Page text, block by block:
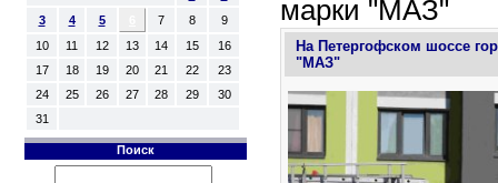
3
4 5 7 8
9
10
11 12 13 14 15
16
17
18 19 20 21 22
23
24
25 26 27 28 29
30
31
Поиск
марки "МАЗ"
На Петергофском шоссе
"МАЗ"